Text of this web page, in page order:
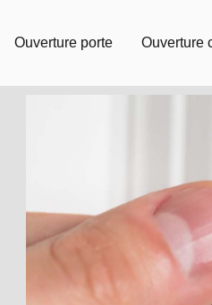
Ouverture porte Ouverture